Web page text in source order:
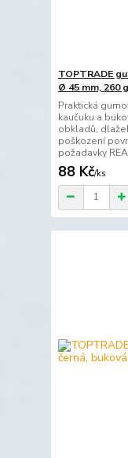
TOPTRADE
Ø 45 mm, 260 g
Praktická
kaučuku a
obkladů,
poškození
požadavky
88 Kč/ks